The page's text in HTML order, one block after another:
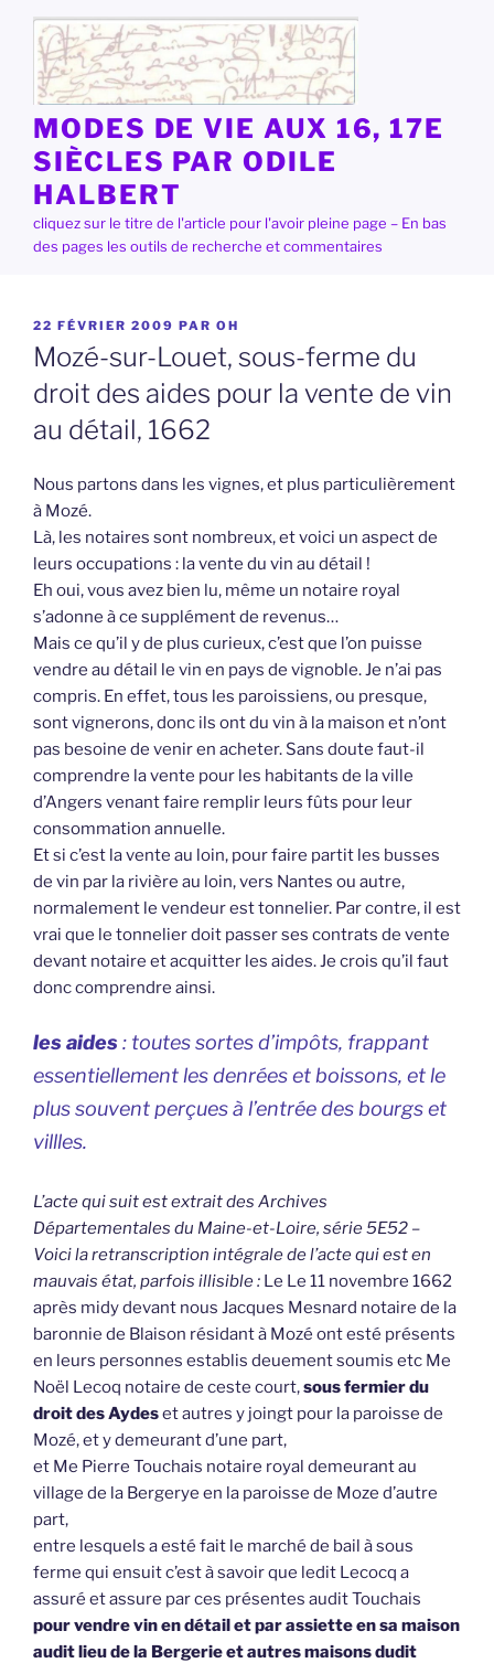
contenu
principal
MODES DE VIE AUX 16, 17E
SIÈCLES PAR ODILE
HALBERT
cliquez sur le titre de l'article pour l'avoir pleine page – En bas
des pages les outils de recherche et commentaires
PUBLIÉ
LE
22 FÉVRIER 2009 PAR OH
Mozé-sur-Louet, sous-ferme du
droit des aides pour la vente de vin
au détail, 1662
Nous partons dans les vignes, et plus particulièrement
à Mozé.
Là, les notaires sont nombreux, et voici un aspect de
leurs occupations : la vente du vin au détail !
Eh oui, vous avez bien lu, même un notaire royal
s’adonne à ce supplément de revenus…
Mais ce qu’il y de plus curieux, c’est que l’on puisse
vendre au détail le vin en pays de vignoble. Je n’ai pas
compris. En effet, tous les paroissiens, ou presque,
sont vignerons, donc ils ont du vin à la maison et n’ont
pas besoine de venir en acheter. Sans doute faut-il
comprendre la vente pour les habitants de la ville
d’Angers venant faire remplir leurs fûts pour leur
consommation annuelle.
Et si c’est la vente au loin, pour faire partit les busses
de vin par la rivière au loin, vers Nantes ou autre,
normalement le vendeur est tonnelier. Par contre, il est
vrai que le tonnelier doit passer ses contrats de vente
devant notaire et acquitter les aides. Je crois qu’il faut
donc comprendre ainsi.
les aides : toutes sortes d’impôts, frappant
essentiellement les denrées et boissons, et le
plus souvent perçues à l’entrée des bourgs et
villles.
L’acte qui suit est extrait des Archives
Départementales du Maine-et-Loire, série 5E52 –
Voici la retranscription intégrale de l’acte qui est en
mauvais état, parfois illisible : Le Le 11 novembre 1662
après midy devant nous Jacques Mesnard notaire de la
baronnie de Blaison résidant à Mozé ont esté présents
en leurs personnes establis deuement soumis etc Me
Noël Lecoq notaire de ceste court,sous fermier du
droit des Aydeset autres y joingt pour la paroisse de
Mozé, et y demeurant d’une part,
et Me Pierre Touchais notaire royal demeurant au
village de la Bergerye en la paroisse de Moze d’autre
part,
entre lesquels a esté fait le marché de bail à sous
ferme qui ensuit c’est à savoir que ledit Lecocq a
assuré et assure par ces présentes audit Touchais
pour vendre vin en détail et par assiette en sa maison
audit lieu de la Bergerie et autres maisons dudit